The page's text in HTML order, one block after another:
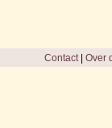
Contact| Over